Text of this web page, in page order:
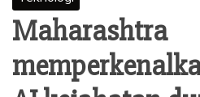
Maharashtra